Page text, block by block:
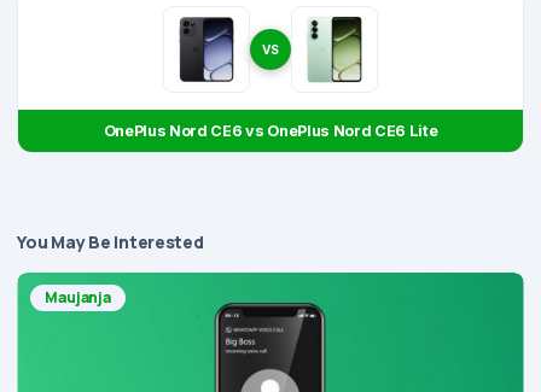
VS
OnePlus Nord CE6 vs OnePlus Nord CE6 Lite
You May Be Interested
Maujanja